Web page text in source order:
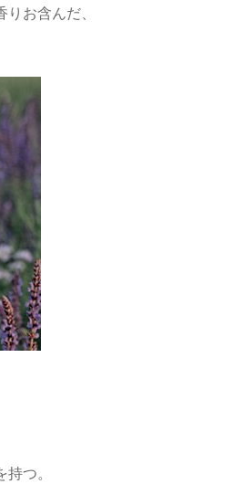
お含んだ、
つ。